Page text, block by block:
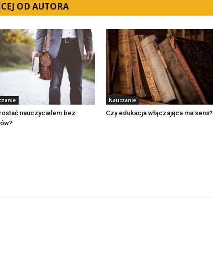
OD AUTORA
nauczycielem bez
Nauczanie
Czy edukacja włączająca ma sens?